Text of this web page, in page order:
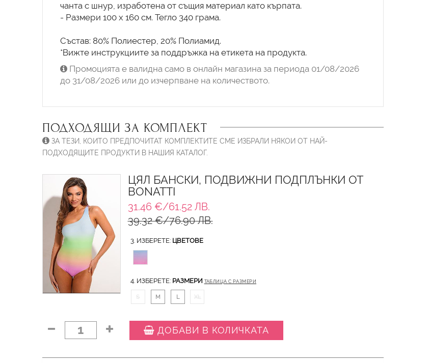
чанта с шнур, изработена от същия материал като кърпата.
- Размери 100 x 160 см. Тегло 340 грама.
Състав: 80% Полиестер, 20% Полиамид.
*Вижте инструкциите за поддръжка на етикета на продукта.
Промоцията е валидна само в онлайн магазина за периода 01/08/2026
до 31/08/2026 или до изчерпване на количеството.
ПОДХОДЯЩИ ЗА КОМПЛЕКТ
ЗА ТЕЗИ, КОИТО ПРЕДПОЧИТАТ КОМПЛЕКТИТЕ СМЕ ИЗБРАЛИ НЯКОИ ОТ НАЙ-
ПОДХОДЯЩИТЕ ПРОДУКТИ В НАШИЯ КАТАЛОГ.
ЦЯЛ БАНСКИ, ПОДВИЖНИ ПОДПЛЪНКИ ОТ
BONATTI
31.46 €/61.52 ЛВ.
39.32 €/76.90 ЛВ.
3. ИЗБЕРЕТЕ: ЦВЕТОВЕ
4. ИЗБЕРЕТЕ: РАЗМЕРИ ТАБЛИЦА С РАЗМЕРИ
S M L XL
1 ДОБАВИ В КОЛИЧКАТА